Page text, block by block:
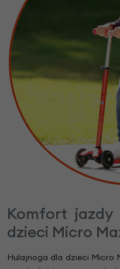
Komfort jazdy
dzieci Micro
Hulajnoga dla dzieci Micro